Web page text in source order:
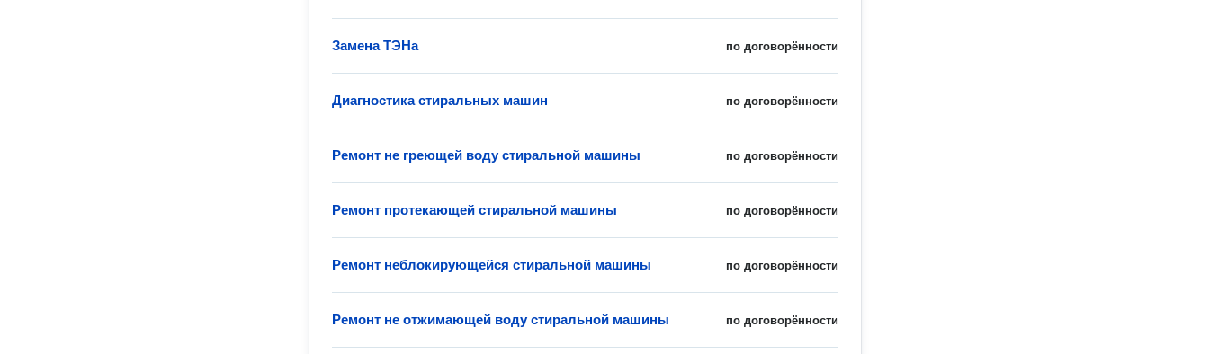
по договорённости
Замена ТЭНа
по договорённости
Диагностика стиральных машин
по договорённости
Ремонт не греющей воду стиральной машины
по договорённости
Ремонт протекающей стиральной машины
по договорённости
Ремонт неблокирующейся стиральной машины
по договорённости
Ремонт не отжимающей воду стиральной машины